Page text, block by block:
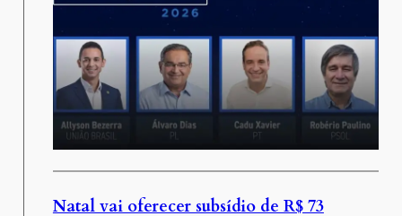
Natal vai oferecer subsídio de R$ 73